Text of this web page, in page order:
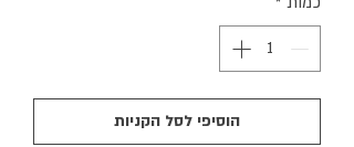
הוסיפי לסל הקניות